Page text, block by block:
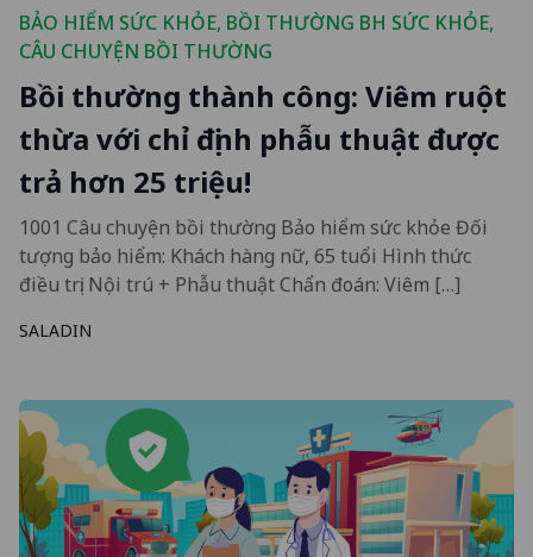
BẢO HIỂM SỨC KHỎE, BỒI THƯỜNG BH SỨC KHỎE,
CÂU CHUYỆN BỒI THƯỜNG
Bồi thường thành công: Viêm ruột
thừa với chỉ định phẫu thuật được
trả hơn 25 triệu!
1001 Câu chuyện bồi thường Bảo hiểm sức khỏe Đối
tượng bảo hiểm: Khách hàng nữ, 65 tuổi Hình thức
điều trị: Nội trú + Phẫu thuật Chẩn đoán: Viêm […]
SALADIN